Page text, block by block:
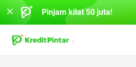
Pinjam kilat 50 juta!